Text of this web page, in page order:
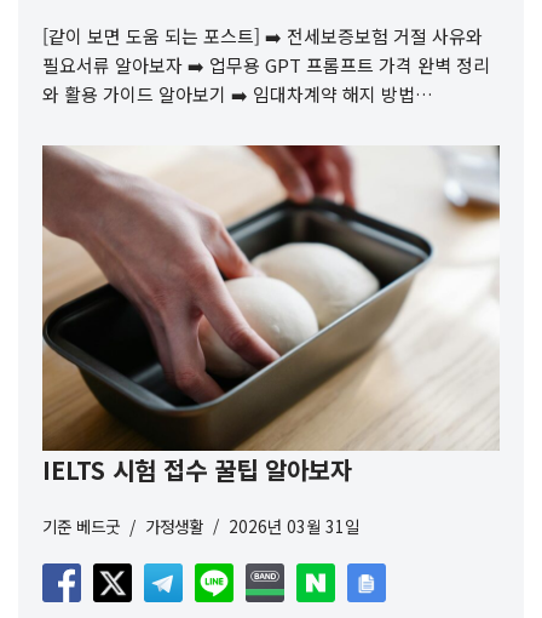
[같이 보면 도움 되는 포스트] ➡️ 전세보증보험 거절 사유와
필요서류 알아보자 ➡️ 업무용 GPT 프롬프트 가격 완벽 정리
와 활용 가이드 알아보기 ➡️ 임대차계약 해지 방법…
IELTS 시험 접수 꿀팁 알아보자
기준 베드굿 가정생활 2026년 03월 31일